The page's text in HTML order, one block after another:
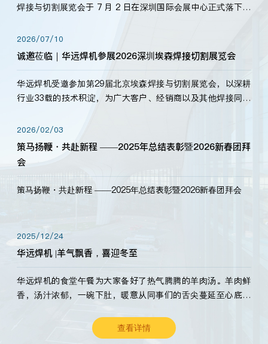
焊接与切割展览会于 7 月 2 日在深圳国际会展中心正式落下帷
标准，持之以恒研发新产品、新技术。新老客户、行业伙伴、
海内外客户为目睹公司发布的新产…
2026/07/10
诚邀莅临｜华远焊机参展2026深圳埃森焊接切割展览会
华远焊机受邀参加第29届北京埃森焊接与切割展览会，以深耕
行业33载的技术积淀，为广大客户、经销商以及其他焊接同仁
2026/02/03
策马扬鞭・共赴新程 ——2025年总结表彰暨2026新春团拜
会
策马扬鞭・共赴新程 ——2025年总结表彰暨2026新春团拜会
2025/12/24
华远焊机 |羊气飘香，喜迎冬至
华远焊机的食堂午餐为大家备好了热气腾腾的羊肉汤。羊肉鲜
香，汤汁浓郁，一碗下肚，暖意从同事们的舌尖蔓延至心底。
查看详情